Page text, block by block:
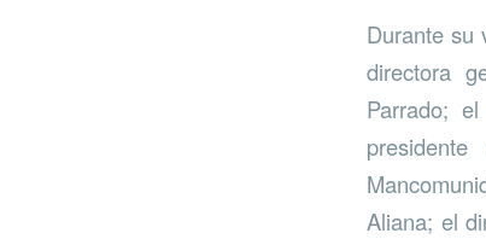
Durante su
directora
Parrado;
Aliana; el